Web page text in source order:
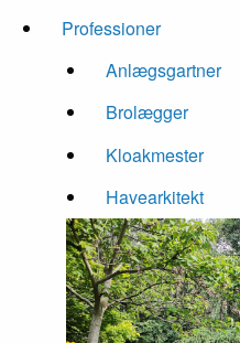
Professioner
Anlægsgartner
Brolægger
Kloakmester
Havearkitekt